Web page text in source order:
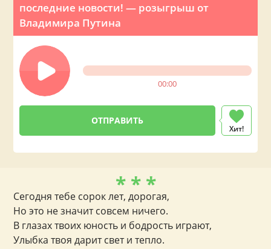
последние новости! — розыгрыш от
Владимира Путина
00:00
Хит!
* * *
Сегодня тебе сорок лет, дорогая,
Но это не значит совсем ничего.
В глазах твоих юность и бодрость играют,
Улыбка твоя дарит свет и тепло.